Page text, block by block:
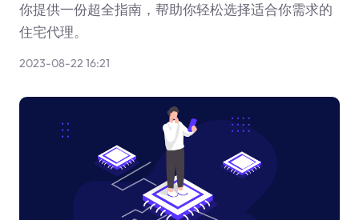
你提供一份超全指南，帮助你轻松选择适合你需求的
住宅代理。
2023-08-22 16:21